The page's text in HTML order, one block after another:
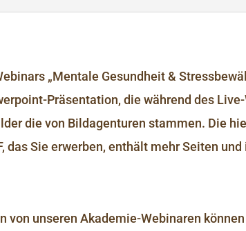
„Mentale Gesundheit &
Präsentation, die während des
die von Bildagenturen stammen. Die
das Sie erwerben, enthält mehr Seiten
von unseren Akademie-Webinaren